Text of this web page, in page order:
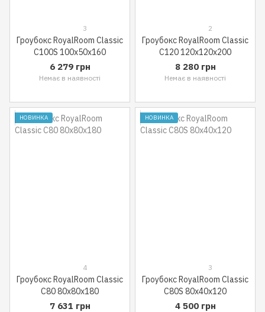
3
Гроубокс RoyalRoom Classic
C100S 100x50x160
6 279 грн
Немає в наявності
2
Гроубокс RoyalRoom Classic
C120 120x120x200
8 280 грн
Немає в наявності
НОВИНКА
4
Гроубокс RoyalRoom Classic
C80 80x80x180
7 631 грн
НОВИНКА
3
Гроубокс RoyalRoom Classic
C80S 80x40x120
4 500 грн